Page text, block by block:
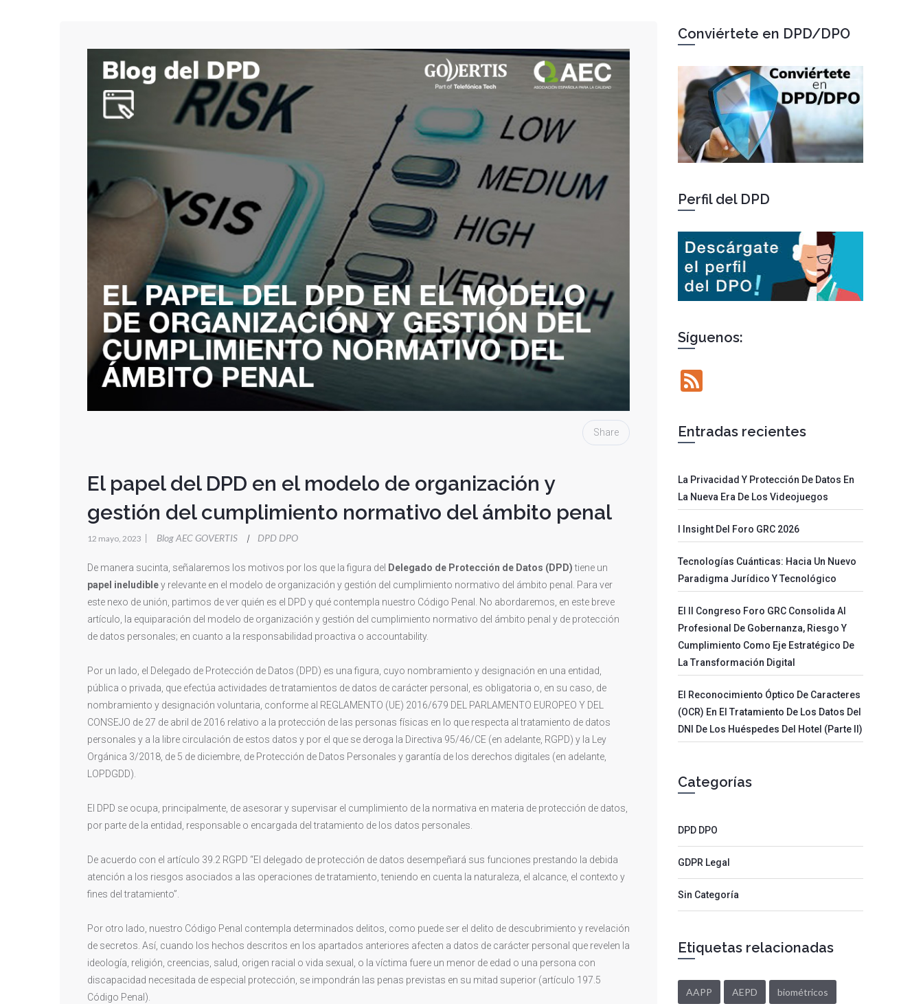
Share
El papel del DPD en el modelo de organización y
gestión del cumplimiento normativo del ámbito penal
12 mayo, 2023 | Blog AEC GOVERTIS | DPD DPO
De manera sucinta, señalaremos los motivos por los que la figura del Delegado de Protección de Datos (DPD)tiene un
papel ineludibley relevante en el modelo de organización y gestión del cumplimiento normativo del ámbito penal. Para ver
este nexo de unión, partimos de ver quién es el DPD y qué contempla nuestro Código Penal. No abordaremos, en este breve
artículo, la equiparación del modelo de organización y gestión del cumplimiento normativo del ámbito penal y de protección
de datos personales; en cuanto a la responsabilidad proactiva o accountability.
Por un lado, el Delegado de Protección de Datos (DPD) es una figura, cuyo nombramiento y designación en una entidad,
pública o privada, que efectúa actividades de tratamientos de datos de carácter personal, es obligatoria o, en su caso, de
nombramiento y designación voluntaria, conforme al REGLAMENTO (UE) 2016/679 DEL PARLAMENTO EUROPEO Y DEL
CONSEJO de 27 de abril de 2016 relativo a la protección de las personas físicas en lo que respecta al tratamiento de datos
personales y a la libre circulación de estos datos y por el que se deroga la Directiva 95/46/CE (en adelante, RGPD) y la Ley
Orgánica 3/2018, de 5 de diciembre, de Protección de Datos Personales y garantía de los derechos digitales (en adelante,
LOPDGDD).
El DPD se ocupa, principalmente, de asesorar y supervisar el cumplimiento de la normativa en materia de protección de datos,
por parte de la entidad, responsable o encargada del tratamiento de los datos personales.
De acuerdo con el artículo 39.2 RGPD “El delegado de protección de datos desempeñará sus funciones prestando la debida
atención a los riesgos asociados a las operaciones de tratamiento, teniendo en cuenta la naturaleza, el alcance, el contexto y
fines del tratamiento”.
Por otro lado, nuestro Código Penal contempla determinados delitos, como puede ser el delito de descubrimiento y revelación
de secretos. Así, cuando los hechos descritos en los apartados anteriores afecten a datos de carácter personal que revelen la
ideología, religión, creencias, salud, origen racial o vida sexual, o la víctima fuere un menor de edad o una persona con
discapacidad necesitada de especial protección, se impondrán las penas previstas en su mitad superior (artículo 197.5
Código Penal).
Conviértete en DPD/DPO
Perfil del DPD
Síguenos:
Entradas recientes
La Privacidad Y Protección De Datos En
La Nueva Era De Los Videojuegos
I Insight Del Foro GRC 2026
Tecnologías Cuánticas: Hacia Un Nuevo
Paradigma Jurídico Y Tecnológico
El II Congreso Foro GRC Consolida Al
Profesional De Gobernanza, Riesgo Y
Cumplimiento Como Eje Estratégico De
La Transformación Digital
El Reconocimiento Óptico De Caracteres
(OCR) En El Tratamiento De Los Datos Del
DNI De Los Huéspedes Del Hotel (parte II)
Categorías
DPD DPO
GDPR Legal
Sin Categoría
Etiquetas relacionadas
AAPP AEPD biométricos